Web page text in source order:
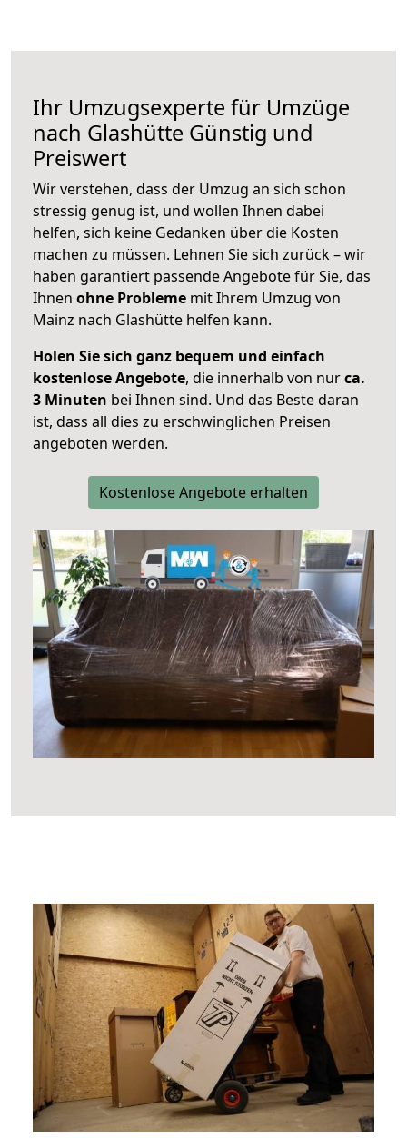
Ihr Umzugsexperte für Umzüge
nach Glashütte Günstig und
Preiswert
Wir verstehen, dass der Umzug an sich schon
stressig genug ist, und wollen Ihnen dabei
helfen, sich keine Gedanken über die Kosten
machen zu müssen. Lehnen Sie sich zurück – wir
haben garantiert passende Angebote für Sie, das
Ihnen ohne Probleme mit Ihrem Umzug von
Mainz nach Glashütte helfen kann.
Holen Sie sich ganz bequem und einfach
kostenlose Angebote, die innerhalb von nurca.
3 Minuten bei Ihnen sind. Und das Beste daran
ist, dass all dies zu erschwinglichen Preisen
angeboten werden.
Kostenlose Angebote erhalten